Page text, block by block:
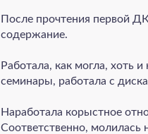
После прочтения первой
содержание.
Работала, как могла, хоть
семинары, работала с
Наработала корыстное
Соответственно, молилась